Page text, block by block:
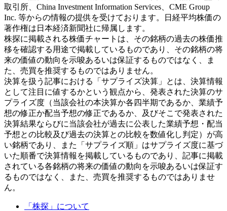
取引所、China Investment Information Services、CME Group
Inc. 等からの情報の提供を受けております。日経平均株価の
著作権は日本経済新聞社に帰属します。
株探に掲載される株価チャートは、その銘柄の過去の株価推
移を確認する用途で掲載しているものであり、その銘柄の将
来の価値の動向を示唆あるいは保証するものではなく、ま
た、売買を推奨するものではありません。
決算を扱う記事における「サプライズ決算」とは、決算情報
として注目に値するかという観点から、発表された決算のサ
プライズ度（当該会社の本決算か各四半期であるか、業績予
想の修正か配当予想の修正であるか、及びそこで発表された
決算結果ならびに当該会社が過去に公表した業績予想・配当
予想との比較及び過去の決算との比較を数値化し判定）が高
い銘柄であり、また「サプライズ順」はサプライズ度に基づ
いた順番で決算情報を掲載しているものであり、記事に掲載
されている各銘柄の将来の価値の動向を示唆あるいは保証す
るものではなく、また、売買を推奨するものではありませ
ん。
「株探」について